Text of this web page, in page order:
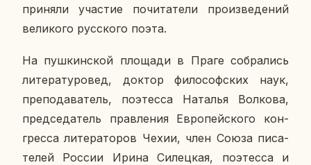
при­ня­ли уча­стие по­чи­та­те­ли про­из­ве­де­ний
ве­ли­ко­го рус­ско­го поэта.
На пуш­кин­ской пло­ща­ди в Праге со­бра­лись
ли­те­ра­ту­ро­вед, доктор фи­ло­соф­ских наук,
пре­по­да­ва­тель, по­этес­са На­та­лья Вол­ко­ва,
пред­се­да­тель прав­ле­ния Ев­ро­пей­ско­го кон­
грес­са ли­те­ра­то­ров Чехии, член Союза пи­са­
те­лей России Ирина Си­лец­кая, по­этес­са и